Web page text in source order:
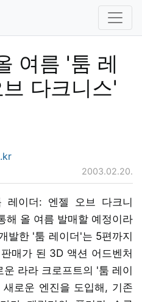
여름 '툼 레
다크니스'
2003.02.20.
레이더: 엔젤 오브 다크니
해 올 여름 발매할 예정이라
발한 '툼 레이더'는 5편까지
매가 된 3D 액션 어드벤처
라라 크로프트의 '툼 레이
로운 엔진을 도입해, 기존